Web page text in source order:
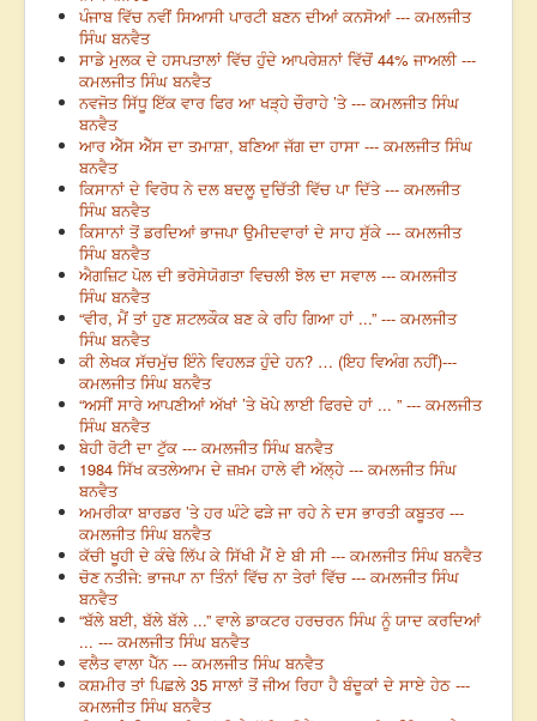
ਪੰਜਾਬ ਵਿੱਚ ਨਵੀਂ ਸਿਆਸੀ ਪਾਰਟੀ ਬਣਨ ਦੀਆਂ ਕਨਸੋਆਂ --- ਕਮਲਜੀਤ
ਸਿੰਘ ਬਨਵੈਤ
ਸਾਡੇ ਮੁਲਕ ਦੇ ਹਸਪਤਾਲਾਂ ਵਿੱਚ ਹੁੰਦੇ ਆਪਰੇਸ਼ਨਾਂ ਵਿੱਚੋਂ 44% ਜਾਅਲੀ ---
ਕਮਲਜੀਤ ਸਿੰਘ ਬਨਵੈਤ
ਨਵਜੋਤ ਸਿੱਧੂ ਇੱਕ ਵਾਰ ਫਿਰ ਆ ਖੜ੍ਹੇ ਚੌਰਾਹੇ ’ਤੇ --- ਕਮਲਜੀਤ ਸਿੰਘ
ਬਨਵੈਤ
ਆਰ ਐੱਸ ਐੱਸ ਦਾ ਤਮਾਸ਼ਾ, ਬਣਿਆ ਜੱਗ ਦਾ ਹਾਸਾ --- ਕਮਲਜੀਤ ਸਿੰਘ
ਬਨਵੈਤ
ਕਿਸਾਨਾਂ ਦੇ ਵਿਰੋਧ ਨੇ ਦਲ ਬਦਲੂ ਦੁਚਿੱਤੀ ਵਿੱਚ ਪਾ ਦਿੱਤੇ --- ਕਮਲਜੀਤ
ਸਿੰਘ ਬਨਵੈਤ
ਕਿਸਾਨਾਂ ਤੋਂ ਡਰਦਿਆਂ ਭਾਜਪਾ ਉਮੀਦਵਾਰਾਂ ਦੇ ਸਾਹ ਸੁੱਕੇ --- ਕਮਲਜੀਤ
ਸਿੰਘ ਬਨਵੈਤ
ਐਗਜ਼ਿਟ ਪੋਲ ਦੀ ਭਰੋਸੇਯੋਗਤਾ ਵਿਚਲੀ ਝੋਲ ਦਾ ਸਵਾਲ --- ਕਮਲਜੀਤ
ਸਿੰਘ ਬਨਵੈਤ
“ਵੀਰ, ਮੈਂ ਤਾਂ ਹੁਣ ਸ਼ਟਲਕੌਕ ਬਣ ਕੇ ਰਹਿ ਗਿਆ ਹਾਂ ...” --- ਕਮਲਜੀਤ
ਸਿੰਘ ਬਨਵੈਤ
ਕੀ ਲੇਖਕ ਸੱਚਮੁੱਚ ਇੰਨੇ ਵਿਹਲੜ ਹੁੰਦੇ ਹਨ? … (ਇਹ ਵਿਅੰਗ ਨਹੀਂ)---
ਕਮਲਜੀਤ ਸਿੰਘ ਬਨਵੈਤ
“ਅਸੀਂ ਸਾਰੇ ਆਪਣੀਆਂ ਅੱਖਾਂ ’ਤੇ ਖੋਪੇ ਲਾਈ ਫਿਰਦੇ ਹਾਂ ... ” --- ਕਮਲਜੀਤ
ਸਿੰਘ ਬਨਵੈਤ
ਬੇਹੀ ਰੋਟੀ ਦਾ ਟੁੱਕ --- ਕਮਲਜੀਤ ਸਿੰਘ ਬਨਵੈਤ
1984 ਸਿੱਖ ਕਤਲੇਆਮ ਦੇ ਜ਼ਖ਼ਮ ਹਾਲੇ ਵੀ ਅੱਲ੍ਹੇ --- ਕਮਲਜੀਤ ਸਿੰਘ
ਬਨਵੈਤ
ਅਮਰੀਕਾ ਬਾਰਡਰ ’ਤੇ ਹਰ ਘੰਟੇ ਫੜੇ ਜਾ ਰਹੇ ਨੇ ਦਸ ਭਾਰਤੀ ਕਬੂਤਰ ---
ਕਮਲਜੀਤ ਸਿੰਘ ਬਨਵੈਤ
ਕੱਚੀ ਖੂਹੀ ਦੇ ਕੰਢੇ ਲਿੱਪ ਕੇ ਸਿੱਖੀ ਮੈਂ ਏ ਬੀ ਸੀ --- ਕਮਲਜੀਤ ਸਿੰਘ ਬਨਵੈਤ
ਚੋਣ ਨਤੀਜੇ: ਭਾਜਪਾ ਨਾ ਤਿੰਨਾਂ ਵਿੱਚ ਨਾ ਤੇਰਾਂ ਵਿੱਚ --- ਕਮਲਜੀਤ ਸਿੰਘ
ਬਨਵੈਤ
“ਬੱਲੇ ਬਈ, ਬੱਲੇ ਬੱਲੇ ...” ਵਾਲੇ ਡਾਕਟਰ ਹਰਚਰਨ ਸਿੰਘ ਨੂੰ ਯਾਦ ਕਰਦਿਆਂ
... --- ਕਮਲਜੀਤ ਸਿੰਘ ਬਨਵੈਤ
ਵਲੈਤ ਵਾਲਾ ਪੈੱਨ --- ਕਮਲਜੀਤ ਸਿੰਘ ਬਨਵੈਤ
ਕਸ਼ਮੀਰ ਤਾਂ ਪਿਛਲੇ 35 ਸਾਲਾਂ ਤੋਂ ਜੀਅ ਰਿਹਾ ਹੈ ਬੰਦੂਕਾਂ ਦੇ ਸਾਏ ਹੇਠ ---
ਕਮਲਜੀਤ ਸਿੰਘ ਬਨਵੈਤ